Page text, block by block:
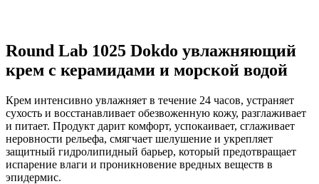
Round Lab 1025 Dokdo увлажняющий
крем с керамидами и морской водой
Крем интенсивно увлажняет в течение 24 часов, устраняет
сухость и восстанавливает обезвоженную кожу, разглаживает
и питает. Продукт дарит комфорт, успокаивает, сглаживает
неровности рельефа, смягчает шелушение и укрепляет
защитный гидролипидный барьер, который предотвращает
испарение влаги и проникновение вредных веществ в
эпидермис.